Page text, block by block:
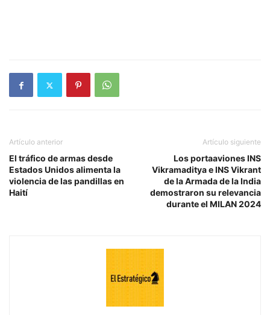
Artículo anterior
El tráfico de armas desde
Estados Unidos alimenta la
violencia de las pandillas en
Haití
Artículo siguiente
Los portaaviones INS
Vikramaditya e INS Vikrant
de la Armada de la India
demostraron su relevancia
durante el MILAN 2024